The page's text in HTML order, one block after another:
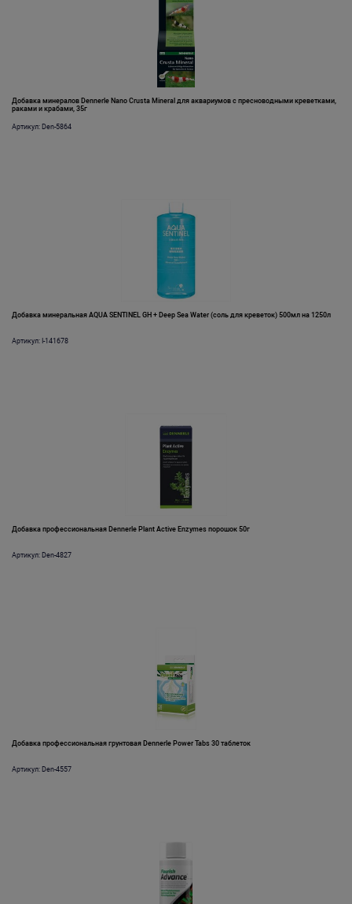
Добавка минералов Dennerle Nano Crusta Mineral для аквариумов с пресноводными креветками,
раками и крабами, 35г
Артикул: Den-5864
Добавка минеральная AQUA SENTINEL GH + Deep Sea Water (соль для креветок) 500мл на 1250л
Артикул: I-141678
Добавка профессиональная Dennerle Plant Active Enzymes порошок 50г
Артикул: Den-4827
Добавка профессиональная грунтовая Dennerle Power Tabs 30 таблеток
Артикул: Den-4557